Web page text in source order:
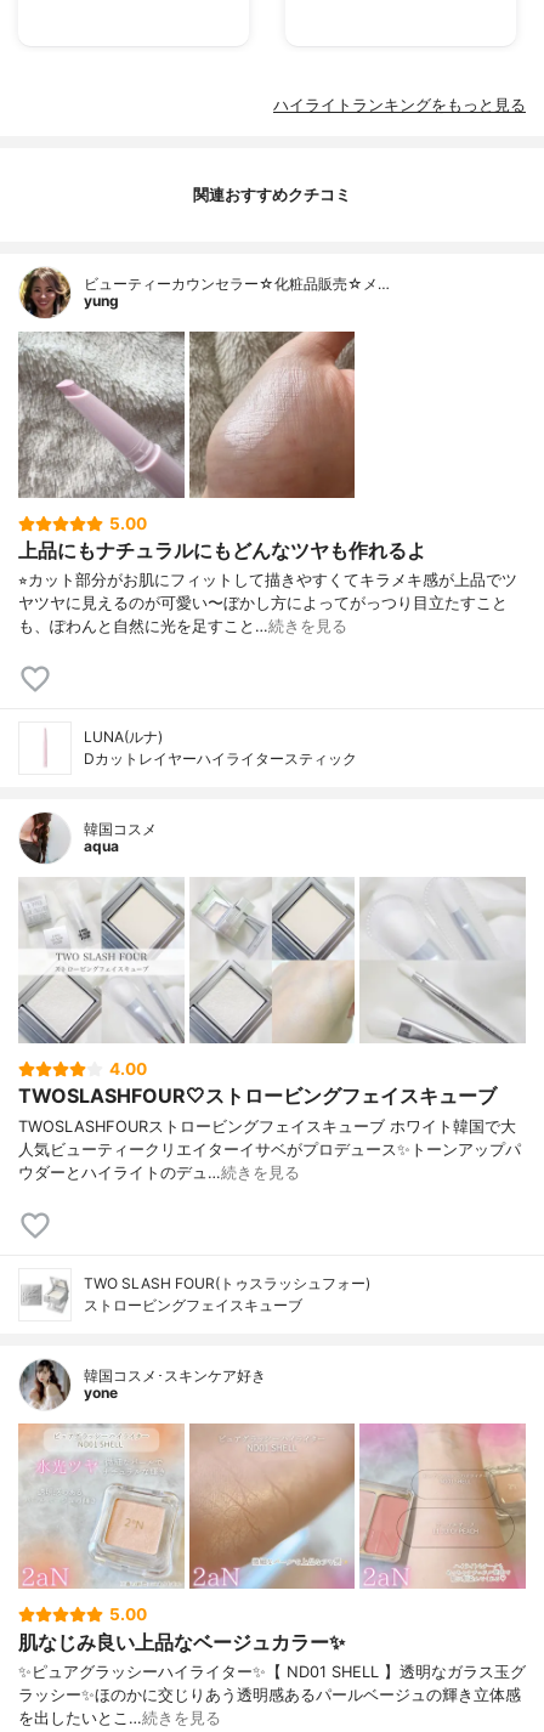
ハイライトランキングをもっと見る
関連おすすめクチコミ
ビューティーカウンセラー☆化粧品販売☆メ…
yung
5.00
上品にもナチュラルにもどんなツヤも作れるよ
⁡⭐︎カット部分がお肌にフィットして描きやすくてキラメキ感が上品でツ
ヤツヤに見えるのが可愛い〜ぼかし方によってがっつり目立たすこと
も、ぽわんと自然に光を足すこと…続きを見る
LUNA(ルナ)
Dカットレイヤーハイライタースティック
韓国コスメ
aqua
4.00
TWOSLASHFOUR🤍ストロービングフェイスキューブ
TWOSLASHFOURストロービングフェイスキューブ ホワイト韓国で大
人気ビューティークリエイターイサベがプロデュース✨トーンアップパ
ウダーとハイライトのデュ…続きを見る
TWO SLASH FOUR(トゥスラッシュフォー)
ストロービングフェイスキューブ
韓国コスメ･スキンケア好き
yone
5.00
肌なじみ良い上品なベージュカラー✨️
✨️ピュアグラッシーハイライター✨️【 ND01 SHELL 】透明なガラス玉グ
ラッシー✨️ほのかに交じりあう透明感あるパールベージュの輝き立体感
を出したいとこ…続きを見る